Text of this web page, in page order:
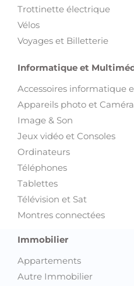
Trottinette électrique
Vélos
Voyages et Billetterie
Informatique et
Accessoires informatique
Appareils photo et
Image & Son
Jeux vidéo et Consoles
Ordinateurs
Téléphones
Tablettes
Télévision et Sat
Montres connectées
Immobilier
Appartements
Autre Immobilier